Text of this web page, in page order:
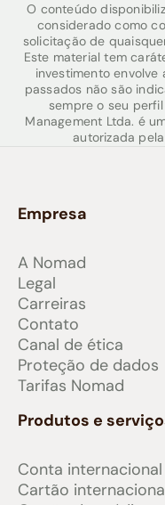
O conteúdo
considerado como
solicitação de
Este material tem
investimento envolve
passados não são
sempre o seu
Management Ltda. é
autorizada
Empresa
A Nomad
Legal
Carreiras
Contato
Canal de ética
Proteção de dados
Tarifas Nomad
Produtos e
Conta internacional
Cartão